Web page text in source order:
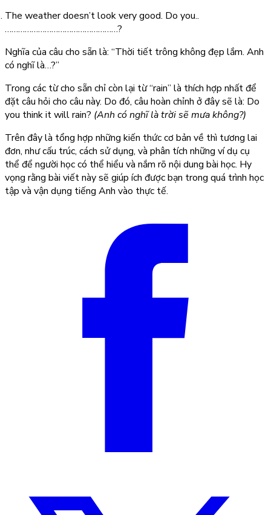
The weather doesn’t look very good. Do you..
……………………………………………?
Nghĩa của câu cho sẵn là: “Thời tiết trông không đẹp lắm. Anh
có nghĩ là…?”
Trong các từ cho sẵn chỉ còn lại từ “rain” là thích hợp nhất để
đặt câu hỏi cho câu này. Do đó, câu hoàn chỉnh ở đây sẽ là: Do
you think it will rain? (Anh có nghĩ là trời sẽ mưa không?)
Trên đây là tổng hợp những kiến thức cơ bản về thì tương lai
đơn, như cấu trúc, cách sử dụng, và phân tích những ví dụ cụ
thể để người học có thể hiểu và nắm rõ nội dung bài học. Hy
vọng rằng bài viết này sẽ giúp ích được bạn trong quá trình học
tập và vận dụng tiếng Anh vào thực tế.